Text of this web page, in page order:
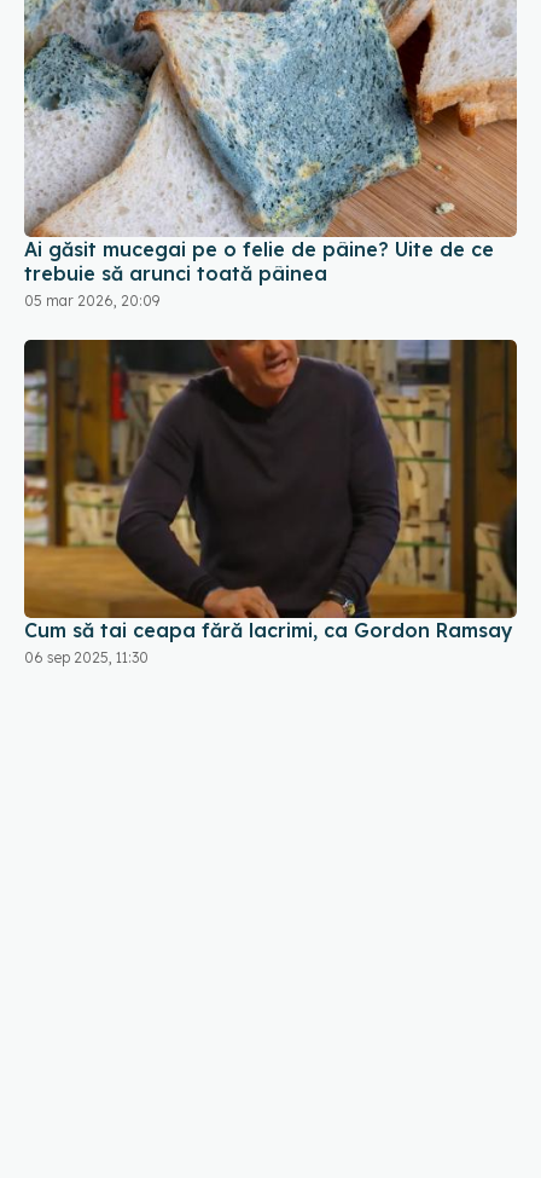
Ai găsit mucegai pe o felie de pâine? Uite de ce
trebuie să arunci toată pâinea
05 mar 2026, 20:09
Cum să tai ceapa fără lacrimi, ca Gordon Ramsay
06 sep 2025, 11:30